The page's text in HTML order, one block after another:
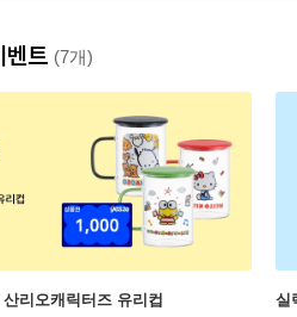
벤트 (7개)
리오캐릭터즈 유리컵 실